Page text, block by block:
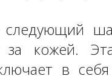
следующий
кожей.
в